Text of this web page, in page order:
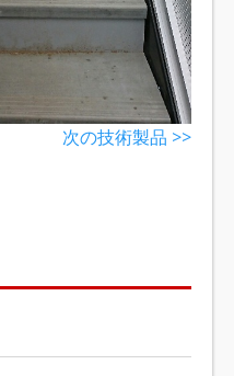
次の技術製品 >>